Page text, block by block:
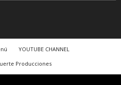
YOUTUBE CHANNEL
Producciones